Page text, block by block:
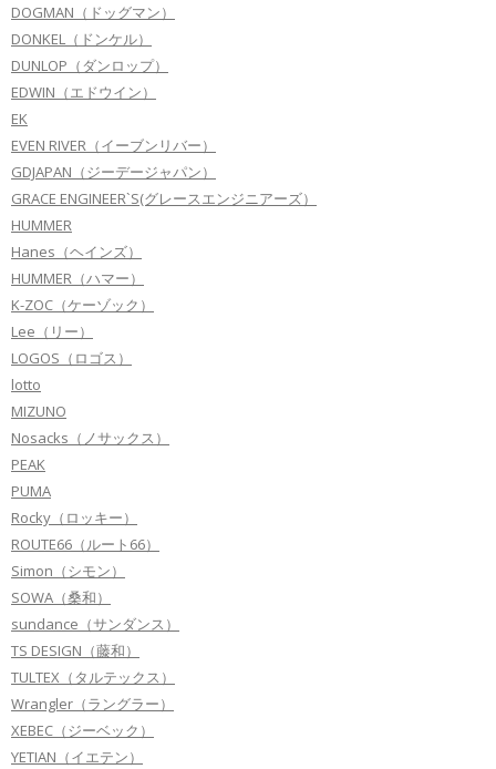
DOGMAN（ドッグマン）
DONKEL（ドンケル）
DUNLOP（ダンロップ）
EDWIN（エドウイン）
EK
EVEN RIVER（イーブンリバー）
GDJAPAN（ジーデージャパン）
GRACE ENGINEER`S(グレースエンジニアーズ）
HUMMER
Hanes（ヘインズ）
HUMMER（ハマー）
K-ZOC（ケーゾック）
Lee（リー）
LOGOS（ロゴス）
lotto
MIZUNO
Nosacks（ノサックス）
PEAK
PUMA
Rocky（ロッキー）
ROUTE66（ルート66）
Simon（シモン）
SOWA（桑和）
sundance（サンダンス）
TS DESIGN（藤和）
TULTEX（タルテックス）
Wrangler（ラングラー）
XEBEC（ジーベック）
YETIAN（イエテン）